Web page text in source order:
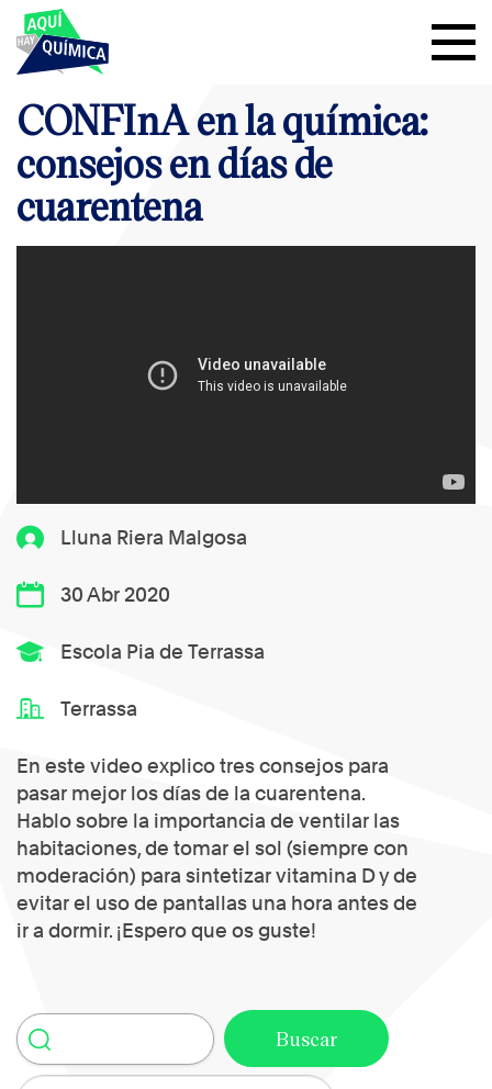
Lluna Riera Malgosa
30 Abr 2020
Escola Pia de Terrassa
Terrassa
En este video explico tres consejos para
pasar mejor los días de la cuarentena.
Hablo sobre la importancia de ventilar las
habitaciones, de tomar el sol (siempre con
moderación) para sintetizar vitamina D y de
evitar el uso de pantallas una hora antes de
ir a dormir. ¡Espero que os guste!
CONFInA en la química:
consejos en días de
cuarentena